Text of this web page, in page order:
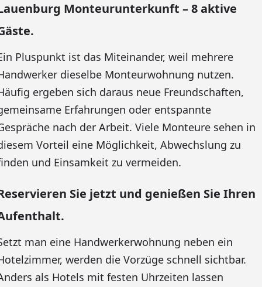
Monteurunterkunft – 8 aktive
Pluspunkt ist das Miteinander, weil mehrere
dieselbe Monteurwohnung nutzen.
ergeben sich daraus neue Freundschaften,
Erfahrungen oder entspannte
nach der Arbeit. Viele Monteure sehen in
Vorteil eine Möglichkeit, Abwechslung zu
und Einsamkeit zu vermeiden.
Sie jetzt und genießen Sie Ihren
man eine Handwerkerwohnung neben ein
werden die Vorzüge schnell sichtbar.
als Hotels mit festen Uhrzeiten lassen